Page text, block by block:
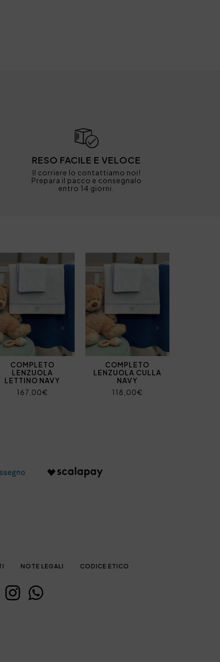
RESO FACILE E VELOCE
Il corriere lo contattiamo noi!
Prepara il pacco e consegnalo
entro 14 giorni.
COMPLETO
LENZUOLA
LETTINO NAVY
167,00€
COMPLETO
LENZUOLA CULLA
NAVY
118,00€
NOTE LEGALI CODICE ETICO